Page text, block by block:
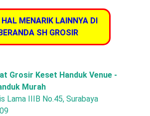
MENARIK LAINNYA DI
SH GROSIR
Grosir Keset Handuk Venue -
Murah
Lama IIIB No.45, Surabaya